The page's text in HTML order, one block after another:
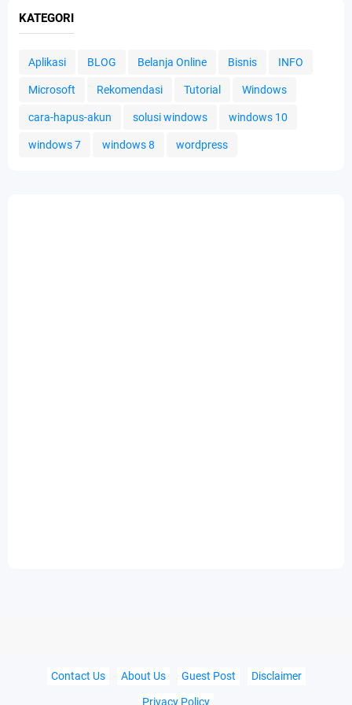
KATEGORI
Aplikasi BLOG Belanja Online Bisnis INFO
Microsoft Rekomendasi Tutorial Windows
cara-hapus-akun solusi windows windows 10
windows 7 windows 8 wordpress
Contact Us About Us Guest Post
Disclaimer
Privacy Policy